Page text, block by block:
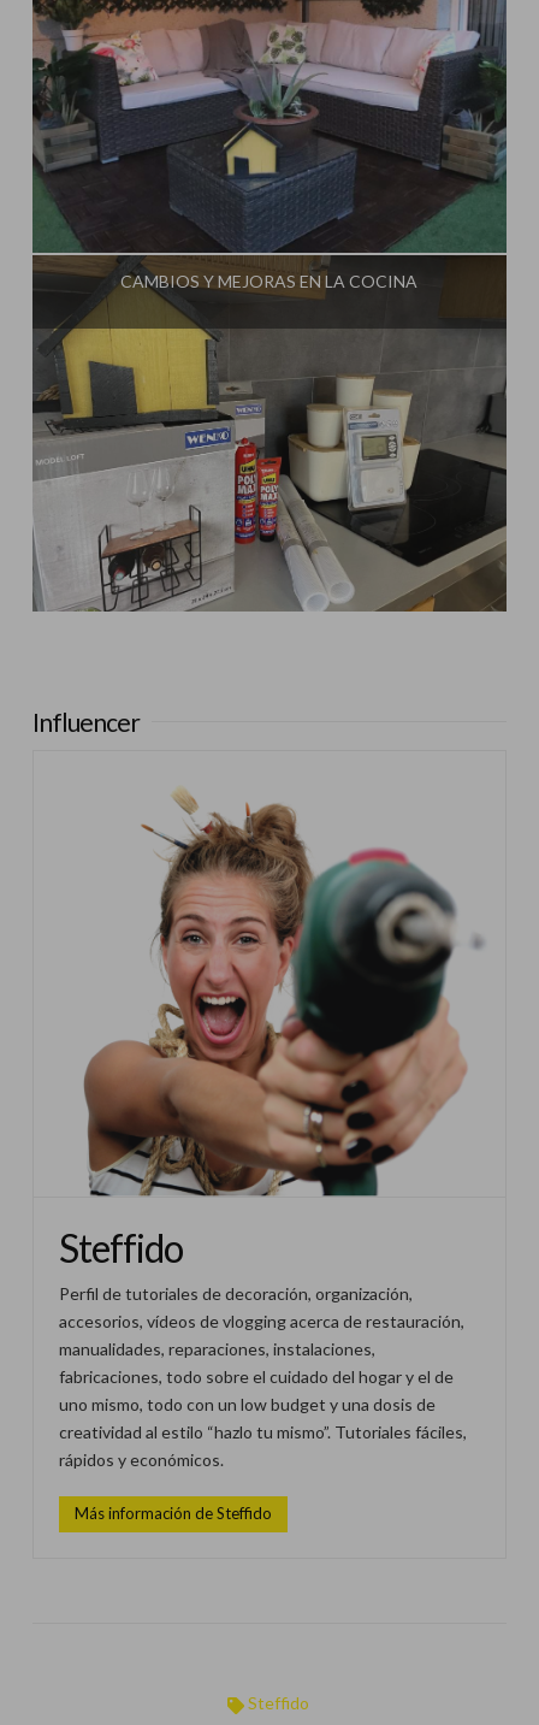
Influencer: Steffido
CAMBIOS Y MEJORAS EN LA COCINA
Influencer: Steffido
Influencer
Steffido
Perfil de tutoriales de decoración, organización,
accesorios, vídeos de vlogging acerca de restauración,
manualidades, reparaciones, instalaciones,
fabricaciones, todo sobre el cuidado del hogar y el de
uno mismo, todo con un low budget y una dosis de
creatividad al estilo “hazlo tu mismo”. Tutoriales fáciles,
rápidos y económicos.
Más información de Steffido
Steffido